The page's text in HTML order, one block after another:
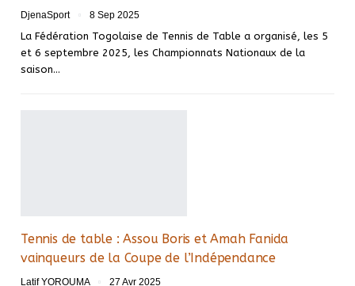
DjenaSport 8 Sep 2025
La Fédération Togolaise de Tennis de Table a organisé, les 5
et 6 septembre 2025, les Championnats Nationaux de la
saison…
Tennis de table : Assou Boris et Amah Fanida
vainqueurs de la Coupe de l’Indépendance
Latif YOROUMA 27 Avr 2025